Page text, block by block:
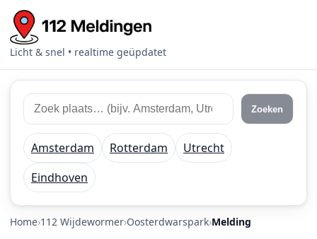
Licht & snel • realtime geüpdatet
Zoek 112 meldingen
Zoek plaats of regio Zoeken
Amsterdam Rotterdam
Utrecht
Eindhoven
Home 112 Wijdewormer Oosterdwarspark Melding